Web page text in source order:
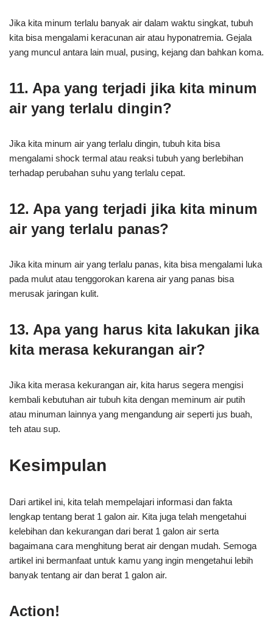
Jika kita minum terlalu banyak air dalam waktu singkat, tubuh
kita bisa mengalami keracunan air atau hyponatremia. Gejala
yang muncul antara lain mual, pusing, kejang dan bahkan koma.
11. Apa yang terjadi jika kita minum
air yang terlalu dingin?
Jika kita minum air yang terlalu dingin, tubuh kita bisa
mengalami shock termal atau reaksi tubuh yang berlebihan
terhadap perubahan suhu yang terlalu cepat.
12. Apa yang terjadi jika kita minum
air yang terlalu panas?
Jika kita minum air yang terlalu panas, kita bisa mengalami luka
pada mulut atau tenggorokan karena air yang panas bisa
merusak jaringan kulit.
13. Apa yang harus kita lakukan jika
kita merasa kekurangan air?
Jika kita merasa kekurangan air, kita harus segera mengisi
kembali kebutuhan air tubuh kita dengan meminum air putih
atau minuman lainnya yang mengandung air seperti jus buah,
teh atau sup.
Kesimpulan
Dari artikel ini, kita telah mempelajari informasi dan fakta
lengkap tentang berat 1 galon air. Kita juga telah mengetahui
kelebihan dan kekurangan dari berat 1 galon air serta
bagaimana cara menghitung berat air dengan mudah. Semoga
artikel ini bermanfaat untuk kamu yang ingin mengetahui lebih
banyak tentang air dan berat 1 galon air.
Action!